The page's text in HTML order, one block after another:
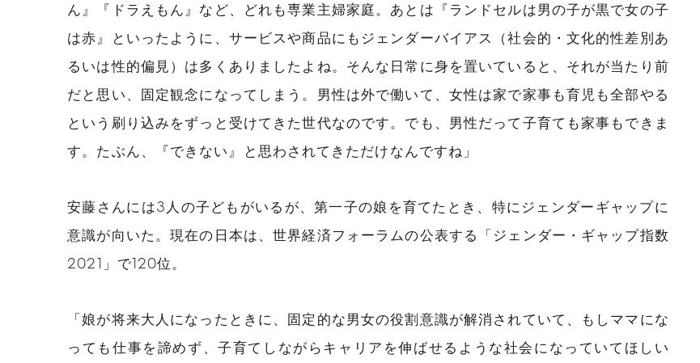
ん』『ドラえもん』など、どれも専業主婦家庭。あとは『ランドセルは男の子が黒で女の子
は赤』といったように、サービスや商品にもジェンダーバイアス（社会的・文化的性差別あ
るいは性的偏見）は多くありましたよね。そんな日常に身を置いていると、それが当たり前
だと思い、固定観念になってしまう。男性は外で働いて、女性は家で家事も育児も全部やる
という刷り込みをずっと受けてきた世代なのです。でも、男性だって子育ても家事もできま
す。たぶん、『できない』と思わされてきただけなんですね」
安藤さんには3人の子どもがいるが、第一子の娘を育てたとき、特にジェンダーギャップに
意識が向いた。現在の日本は、世界経済フォーラムの公表する「ジェンダー・ギャップ指数
2021」で120位。
「娘が将来大人になったときに、固定的な男女の役割意識が解消されていて、もしママにな
っても仕事を諦めず、子育てしながらキャリアを伸ばせるような社会になっていてほしい